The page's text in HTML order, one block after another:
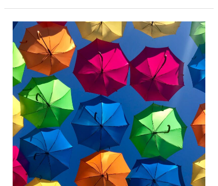
HAND
–
STIL
DURABILITATE
SI
SUSTENABILITATE